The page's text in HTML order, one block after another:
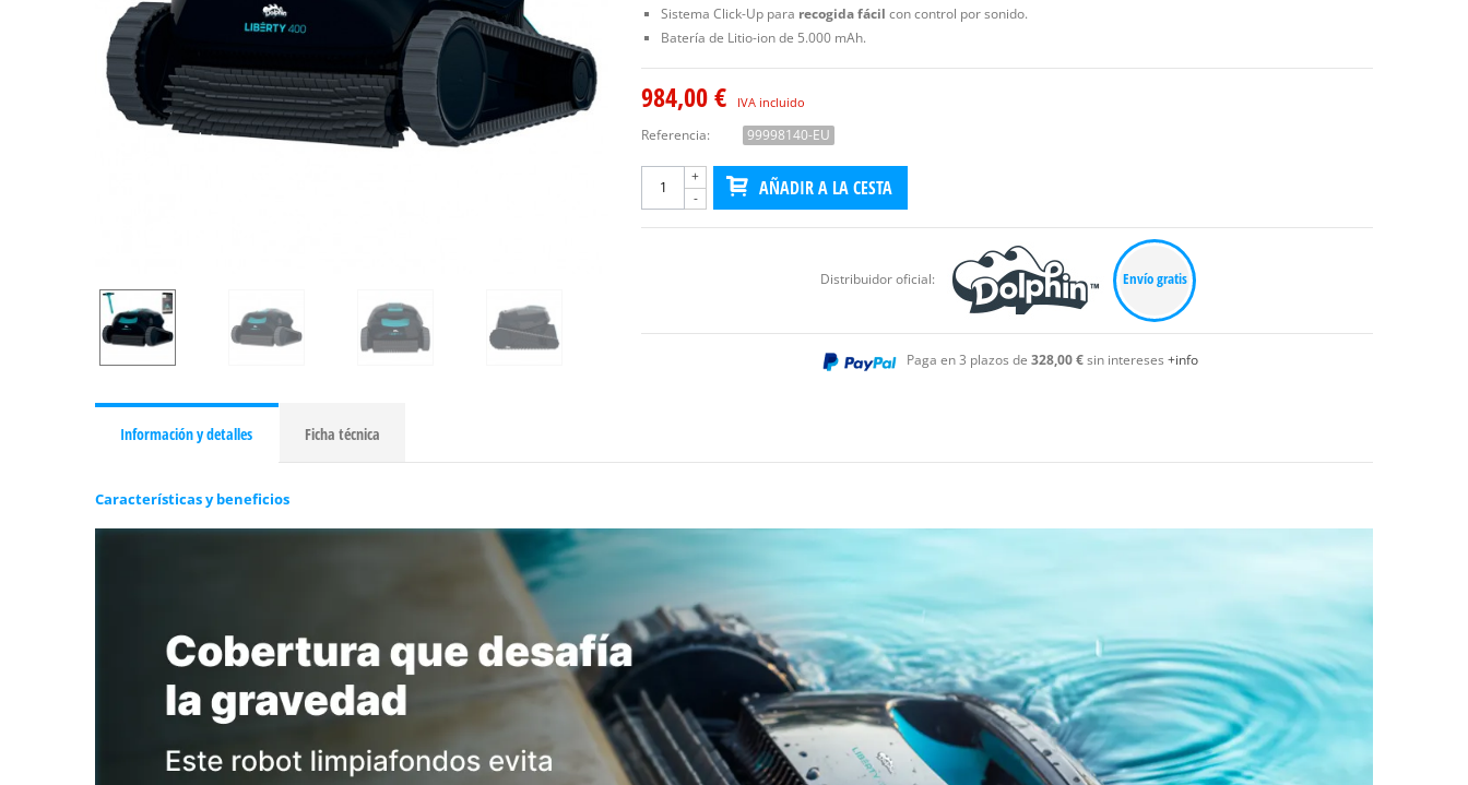
Sistema Click-Up para recogida fácil con control por sonido.
Batería de Litio-ion de 5.000 mAh.
984,00 € IVA incluido
Referencia: 99998140-EU
-
+ AÑADIR A LA CESTA
Distribuidor oficial: Envío gratis
Paga en 3 plazos de 328,00 €sin intereses +info
Información y detalles Ficha técnica
Características y beneficios